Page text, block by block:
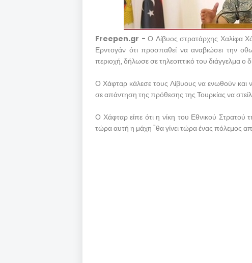
Freepen.gr - Ο Λίβυος στρατάρχης Χαλίφα
Ερντογάν ότι προσπαθεί να αναβιώσει την
περιοχή, δήλωσε σε τηλεοπτικό του διάγγελμα ο
Ο Χάφταρ κάλεσε τους Λίβυους να ενωθούν και
σε απάντηση της πρόθεσης της Τουρκίας να
Ο Χάφταρ είπε ότι η νίκη του Εθνικού
τώρα αυτή η μάχη "θα γίνει τώρα ένας πόλεμος